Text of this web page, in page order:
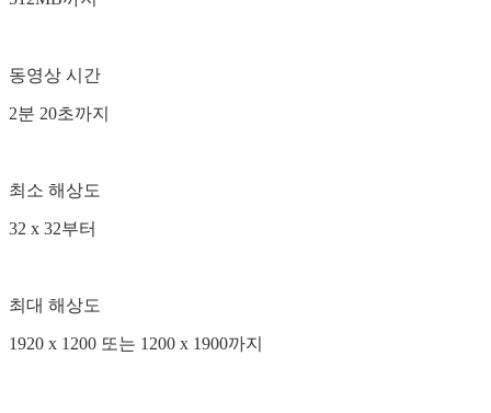
동영상 시간
2분 20초까지
최소 해상도
32 x 32부터
최대 해상도
1920 x 1200 또는 1200 x 1900까지